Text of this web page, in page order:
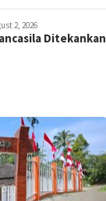
2, 2026
Ditekankan